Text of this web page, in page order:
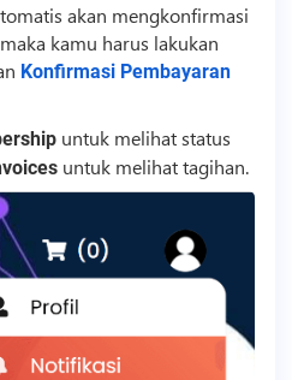
akan mengkonfirmasi
kamu harus lakukan
Konfirmasi Pembayaran
untuk melihat status
untuk melihat tagihan.